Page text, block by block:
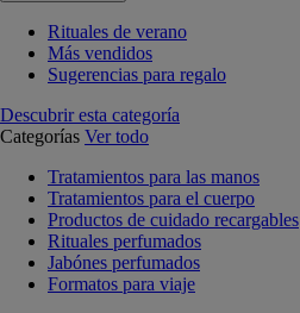
Rituales de verano
Más vendidos
Sugerencias para regalo
Descubrir esta categoría
Categorías Ver todo
Tratamientos para las manos
Tratamientos para el cuerpo
Productos de cuidado recargables
Rituales perfumados
Jabónes perfumados
Formatos para viaje